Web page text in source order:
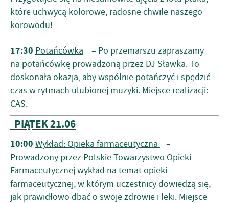
które uchwycą kolorowe, radosne chwile naszego
korowodu!
17:30 Potańcówka – Po przemarszu zapraszamy
na potańcówkę prowadzoną przez DJ Sławka. To
doskonała okazja, aby wspólnie potańczyć i spędzić
czas w rytmach ulubionej muzyki. Miejsce realizacji:
CAS.
PIĄTEK 21.06
10:00 Wykład: Opieka farmaceutyczna
–
Prowadzony przez Polskie Towarzystwo Opieki
Farmaceutycznej wykład na temat opieki
farmaceutycznej, w którym uczestnicy dowiedzą się,
jak prawidłowo dbać o swoje zdrowie i leki. Miejsce